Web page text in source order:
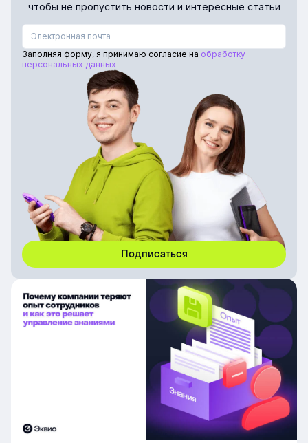
чтобы не пропустить новости и интересные статьи
Заполняя форму, я принимаю согласие на обработку
персональных данных